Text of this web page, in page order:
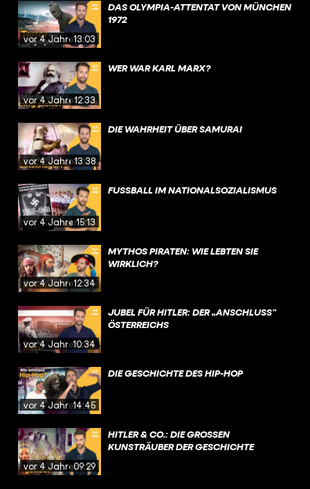
vor 4 Jahren13:03
DAS OLYMPIA-ATTENTAT VON MÜNCHEN
1972
vor 4 Jahren12:33
WER WAR KARL MARX?
vor 4 Jahren13:38
DIE WAHRHEIT ÜBER SAMURAI
vor 4 Jahren15:13
FUSSBALL IM NATIONALSOZIALISMUS
vor 4 Jahren12:34
MYTHOS PIRATEN: WIE LEBTEN SIE
WIRKLICH?
vor 4 Jahren10:34
JUBEL FÜR HITLER: DER „ANSCHLUSS”
ÖSTERREICHS
vor 4 Jahren14:45
DIE GESCHICHTE DES HIP-HOP
vor 4 Jahren09:29
HITLER & CO.: DIE GROSSEN K
UNSTRÄUBER DER GESCHICHTE